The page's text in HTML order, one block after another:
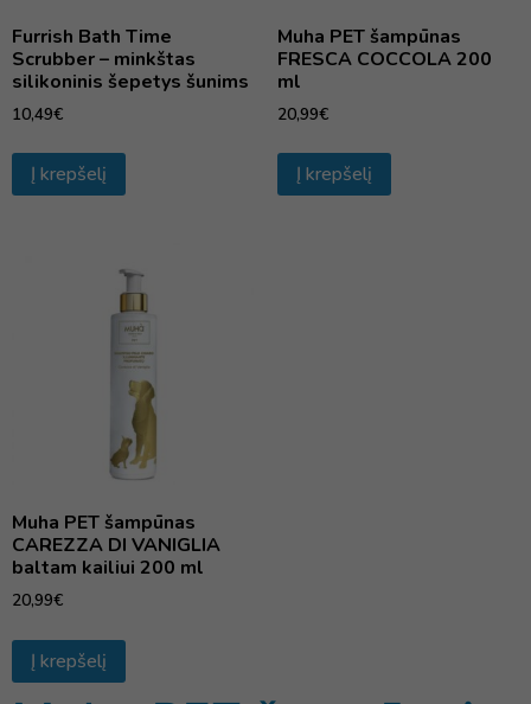
Furrish Bath Time
Scrubber – minkštas
silikoninis šepetys šunims
10,49€
Į krepšelį
Muha PET šampūnas
FRESCA COCCOLA 200
ml
20,99€
Į krepšelį
Muha PET šampūnas
CAREZZA DI VANIGLIA
baltam kailiui 200 ml
20,99€
Į krepšelį